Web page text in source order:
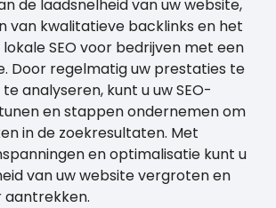
de laadsnelheid van uw website,
van kwalitatieve backlinks en het
SEO voor bedrijven met een
Door regelmatig uw prestaties te
analyseren, kunt u uw SEO-
en stappen ondernemen om
in de zoekresultaten. Met
en optimalisatie kunt u
van uw website vergroten en